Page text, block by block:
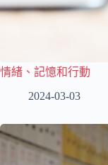
情緒、記憶和行動
2024-03-03